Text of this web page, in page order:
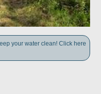
your water clean! Click here